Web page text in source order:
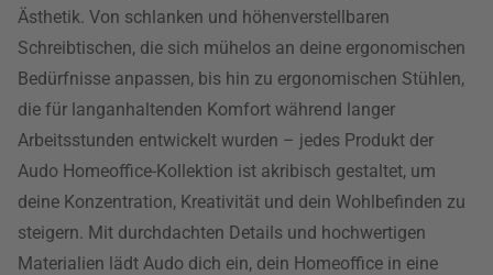
Ästhetik. Von schlanken und höhenverstellbaren
Schreibtischen, die sich mühelos an deine ergonomischen
Bedürfnisse anpassen, bis hin zu ergonomischen Stühlen,
die für langanhaltenden Komfort während langer
Arbeitsstunden entwickelt wurden – jedes Produkt der
Audo Homeoffice-Kollektion ist akribisch gestaltet, um
deine Konzentration, Kreativität und dein Wohlbefinden zu
steigern. Mit durchdachten Details und hochwertigen
Materialien lädt Audo dich ein, dein Homeoffice in eine